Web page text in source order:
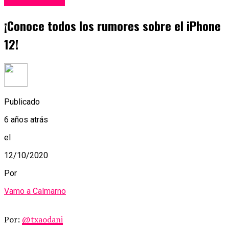
¡Conoce todos los rumores sobre el iPhone
12!
Publicado
6 años atrás
el
12/10/2020
Por
Vamo a Calmarno
Por: @txaodani